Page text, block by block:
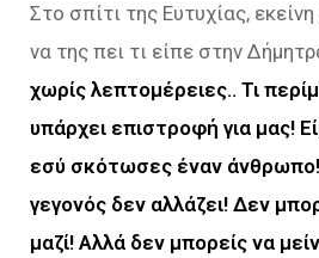
Στο σπίτι της Ευτυχίας,
να της πει τι είπε στην
χωρίς λεπτομέρειες.. Τι
υπάρχει επιστροφή για μας!
εσύ σκότωσες έναν άνθρωπο!
γεγονός δεν αλλάζει! Δεν
μαζί! Αλλά δεν μπορείς να